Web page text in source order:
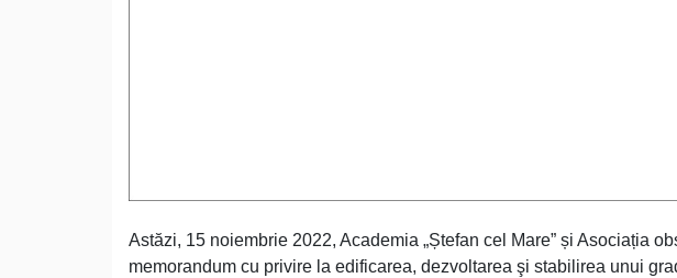
Astăzi, 15 noiembrie 2022, Academia „Ștefan cel Mare” și Asociația
memorandum cu privire la edificarea, dezvoltarea şi stabilirea unui